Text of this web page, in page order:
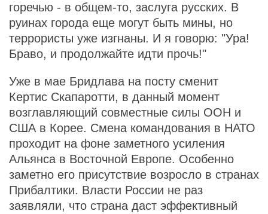
горечью - в общем-то, заслуга русских. В
руинах города еще могут быть мины, но
террористы уже изгнаны. И я говорю: "Ура!
Браво, и продолжайте идти прочь!"
Уже в мае Бридлава на посту сменит
Кертис Скапаротти, в данный момент
возглавляющий совместные силы ООН и
США в Корее. Смена командования в НАТО
проходит на фоне заметного усиления
Альянса в Восточной Европе. Особенно
заметно его присутствие возросло в странах
Прибалтики. Власти России не раз
заявляли, что страна даст эффективный